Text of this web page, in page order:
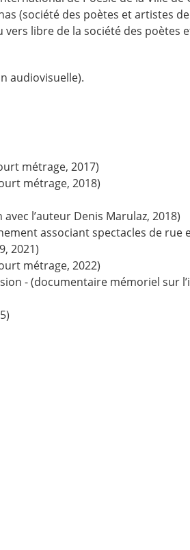
(société des poètes et artistes
libre de la société des poètes
audiovisuelle).
métrage, 2017)
métrage, 2018)
l’auteur Denis Marulaz, 2018)
associant spectacles de
2021)
métrage, 2022)
- (documentaire mémoriel sur